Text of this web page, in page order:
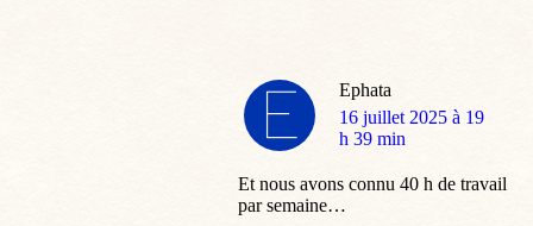
Ephata
dit
:
16 juillet 2025 à 19
h 39 min
Et nous avons connu 40 h de travail
par semaine…